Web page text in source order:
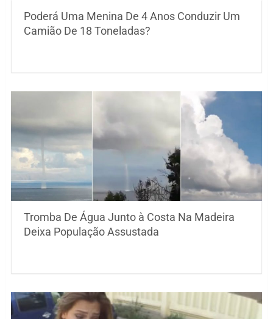
Poderá Uma Menina De 4 Anos Conduzir Um
Camião De 18 Toneladas?
Tromba De Água Junto à Costa Na Madeira
Deixa População Assustada